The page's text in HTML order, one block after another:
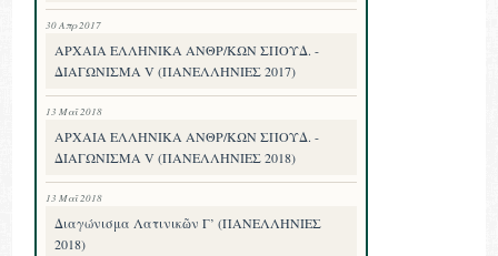
30 Απρ 2017
ΑΡΧΑΙΑ ΕΛΛΗΝΙΚΑ ΑΝΘΡ/ΚΩΝ ΣΠΟΥΔ. -
ΔΙΑΓΩΝΙΣΜΑ V (ΠΑΝΕΛΛΗΝΙΕΣ 2017)
13 Μαΐ 2018
ΑΡΧΑΙΑ ΕΛΛΗΝΙΚΑ ΑΝΘΡ/ΚΩΝ ΣΠΟΥΔ. -
ΔΙΑΓΩΝΙΣΜΑ V (ΠΑΝΕΛΛΗΝΙΕΣ 2018)
13 Μαΐ 2018
Διαγώνισμα Λατινικῶν Γ’ (ΠΑΝΕΛΛΗΝΙΕΣ
2018)